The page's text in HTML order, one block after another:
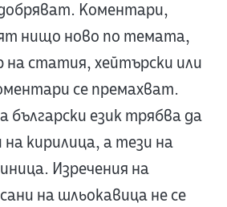
Коментари,
нищо ново по темата,
на статия, хейтърски или
се премахват.
език трябва да
кирилица, а тези на
Изречения на
на шльокавица не се